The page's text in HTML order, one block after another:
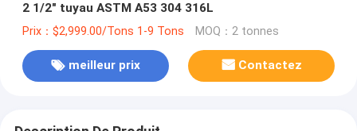
2 1/2" tuyau ASTM A53 304 316L
Prix：$2,999.00/Tons 1-9 Tons MOQ：2 tonnes
meilleur prix Contactez